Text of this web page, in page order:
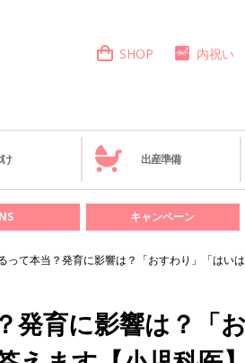
SHOP 内祝い
出産準備
キャンペーン
って本当？発育に影響は？「おすわり」「はい
発育に影響は？「お